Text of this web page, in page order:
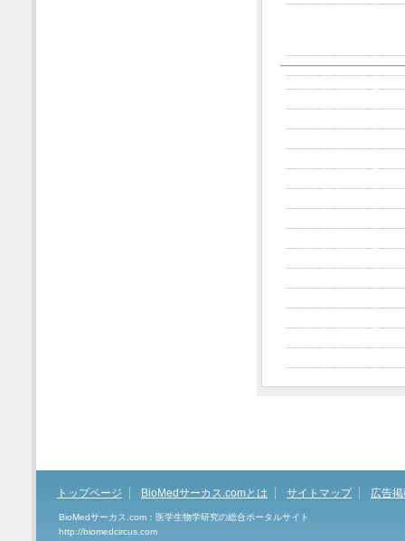
トップページ BioMedサーカス.comとは サイトマップ 広告
BioMedサーカス.com：医学生物学研究の総合ポータルサイト
http://biomedcircus.com